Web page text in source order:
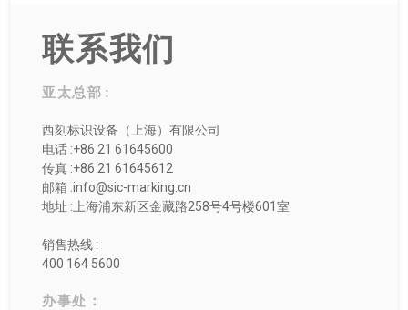
联系我们
亚太总部 :
西刻标识设备（上海）有限公司
电话 :+86 21 61645600
传真 :+86 21 61645612
邮箱 :info@sic-marking.cn
地址 :上海浦东新区金藏路258号4号楼601室
销售热线 :
400 164 5600
办事处：